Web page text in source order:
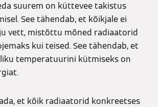
suurem on küttevee takistus
See tähendab, et kõikjale ei
vett, mistõttu mõned radiaatorid
kui teised. See tähendab, et
temperatuurini kütmiseks on
et kõik radiaatorid konkreetses